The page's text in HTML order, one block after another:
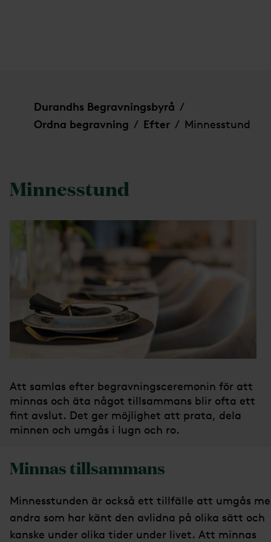
Durandhs Begravningsbyrå /
Ordna begravning / Efter / Minnesstund
Minnesstund
Att samlas efter begravningsceremonin för att
minnas och äta något tillsammans blir ofta ett
fint avslut. Det ger möjlighet att prata, dela
minnen och umgås i lugn och ro.
Minnas tillsammans
Minnesstunden är också ett tillfälle att umgås
andra som har känt den avlidna på olika sätt och
kanske under olika tider under livet. Att minnas